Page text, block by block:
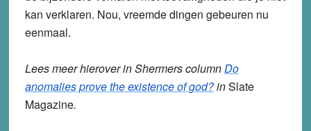
kan verklaren. Nou, vreemde dingen gebeuren nu
eenmaal.
Lees meer hierover in Shermers columnDo
anomalies prove the existence of god?inSlate
Magazine.